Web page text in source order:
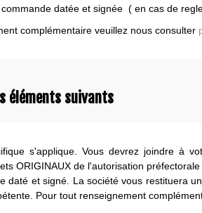
datée et signée ( en cas de
complémentaire veuillez nous consulter
éléments suivants
s'applique. Vous devrez joindre à
ORIGINAUX de l'autorisation
daté et signé. La société vous restituera
Pour tout renseignement